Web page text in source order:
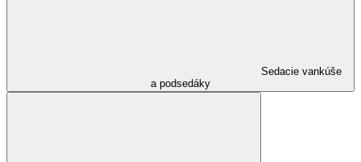
Sedacie vankúše
a podsedáky